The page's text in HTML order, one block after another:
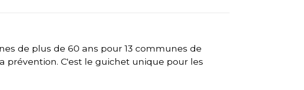
de plus de 60 ans pour 13 communes de
prévention. C'est le guichet unique pour les